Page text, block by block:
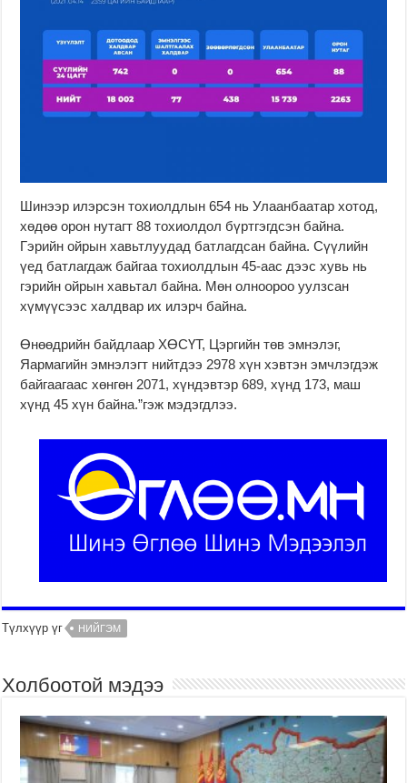
Шинээр илэрсэн тохиолдлын 654 нь Улаанбаатар хотод,
хөдөө орон нутагт 88 тохиолдол бүртгэгдсэн байна.
Гэрийн ойрын хавьтлуудад батлагдсан байна. Сүүлийн
үед батлагдаж байгаа тохиолдлын 45-аас дээс хувь нь
гэрийн ойрын хавьтал байна. Мөн олноороо уулзсан
хүмүүсээс халдвар их илэрч байна.
Өнөөдрийн байдлаар ХӨСҮТ, Цэргийн төв эмнэлэг,
Яармагийн эмнэлэгт нийтдээ 2978 хүн хэвтэн эмчлэгдэж
байгаагаас хөнгөн 2071, хүндэвтэр 689, хүнд 173, маш
хүнд 45 хүн байна.​​​​​”гэж мэдэгдлээ.
Түлхүүр үг НИЙГЭМ
Холбоотой мэдээ